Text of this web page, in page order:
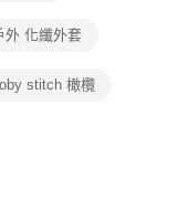
之同意方可使用
用戶狀況，依本公司即
外 化纖外套
stitch 橄欖